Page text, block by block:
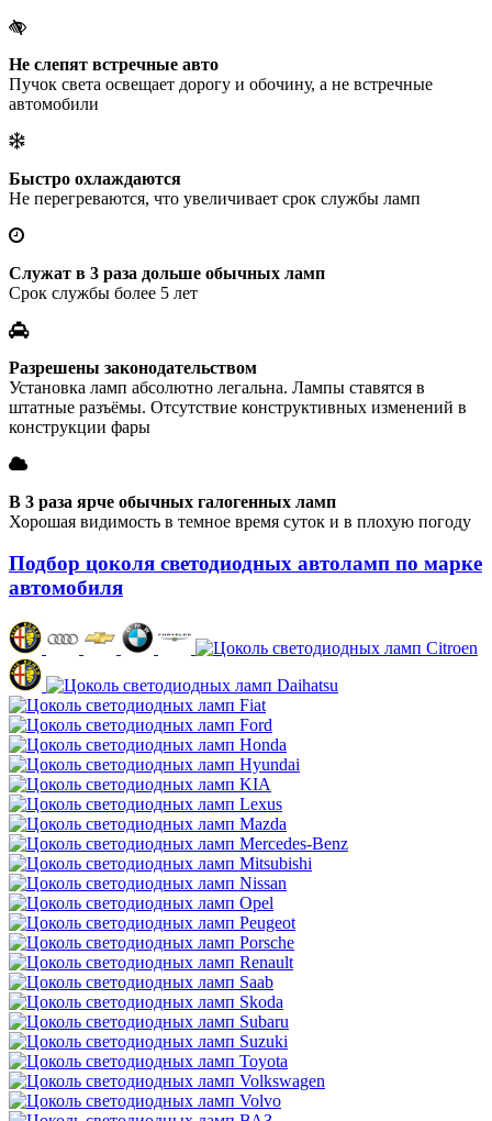
Не слепят встречные авто
Пучок света освещает дорогу и обочину, а не встречные
автомобили
Быстро охлаждаются
Не перегреваются, что увеличивает срок службы ламп
Служат в 3 раза дольше обычных ламп
Срок службы более 5 лет
Разрешены законодательством
Установка ламп абсолютно легальна. Лампы ставятся в
штатные разъёмы. Отсутствие конструктивных изменений в
конструкции фары
В 3 раза ярче обычных галогенных ламп
Хорошая видимость в темное время суток и в плохую погоду
Подбор цоколя светодиодных автоламп по марке
автомобиля